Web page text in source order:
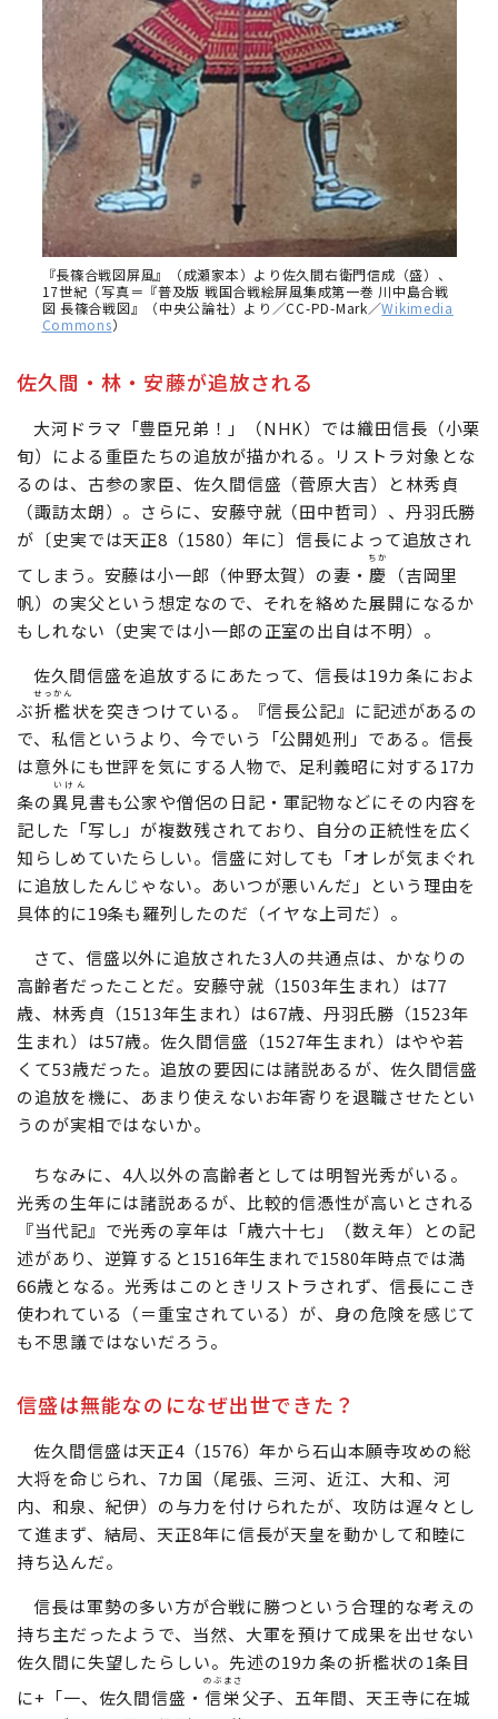
『長篠合戦図屏風』（成瀬家本）より佐久間右衛門信成（盛）、
17世紀（写真＝『普及版 戦国合戦絵屏風集成第一巻 川中島合戦
図 長篠合戦図』（中央公論社）より／CC-PD-Mark／Wikimedia
Commons）
佐久間・林・安藤が追放される
大河ドラマ「豊臣兄弟！」（NHK）では織田信長（小栗
旬）による重臣たちの追放が描かれる。リストラ対象とな
るのは、古参の家臣、佐久間信盛（菅原大吉）と林秀貞
（諏訪太朗）。さらに、安藤守就（田中哲司）、丹羽氏勝
が〔史実では天正8（1580）年に〕信長によって追放され
てしまう。安藤は小一郎（仲野太賀）の妻・ 慶
ちか
（吉岡里
帆）の実父という想定なので、それを絡めた展開になるか
もしれない（史実では小一郎の正室の出自は不明）。
佐久間信盛を追放するにあたって、信長は19カ条におよ
ぶ折檻
せっかん
状を突きつけている。『信長公記』に記述があるの
で、私信というより、今でいう「公開処刑」である。信長
は意外にも世評を気にする人物で、足利義昭に対する17カ
条の異見
いけん
書も公家や僧侶の日記・軍記物などにその内容を
記した「写し」が複数残されており、自分の正統性を広く
知らしめていたらしい。信盛に対しても「オレが気まぐれ
に追放したんじゃない。あいつが悪いんだ」という理由を
具体的に19条も羅列したのだ（イヤな上司だ）。
さて、信盛以外に追放された3人の共通点は、かなりの
高齢者だったことだ。安藤守就（1503年生まれ）は77
歳、林秀貞（1513年生まれ）は67歳、丹羽氏勝（1523年
生まれ）は57歳。佐久間信盛（1527年生まれ）はやや若
くて53歳だった。追放の要因には諸説あるが、佐久間信盛
の追放を機に、あまり使えないお年寄りを退職させたとい
うのが実相ではないか。
ちなみに、4人以外の高齢者としては明智光秀がいる。
光秀の生年には諸説あるが、比較的信憑性が高いとされる
『当代記』で光秀の享年は「歳六十七」（数え年）との記
述があり、逆算すると1516年生まれで1580年時点では満
66歳となる。光秀はこのときリストラされず、信長にこき
も不思議ではないだろう。
信盛は無能なのになぜ出世できた？
佐久間信盛は天正4（1576）年から石山本願寺攻めの総
大将を命じられ、7カ国（尾張、三河、近江、大和、河
内、和泉、紀伊）の与力を付けられたが、攻防は遅々とし
て進まず、結局、天正8年に信長が天皇を動かして和睦に
持ち込んだ。
信長は軍勢の多い方が合戦に勝つという合理的な考えの
持ち主だったようで、当然、大軍を預けて成果を出せない